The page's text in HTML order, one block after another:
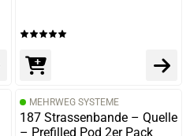
Abgabe eines Kommentars
MEHRWEG SYSTEME
187 Strassenbande – Quelle
– Prefilled Pod 2er Pack